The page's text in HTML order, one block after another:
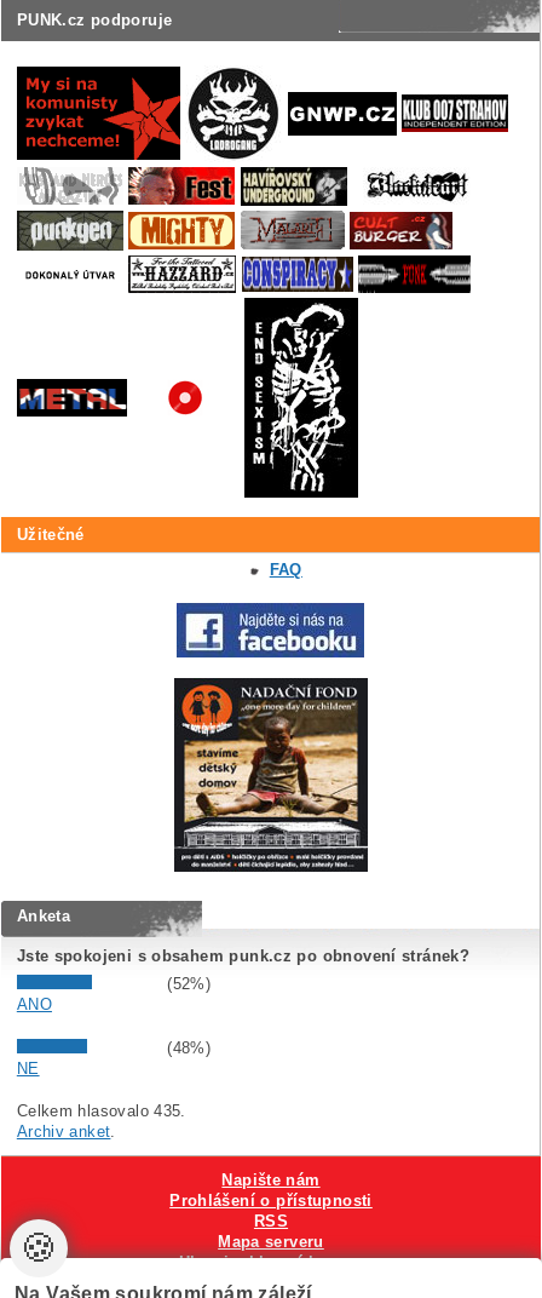
PUNK.cz podporuje
Užitečné
FAQ
Anketa
Jste spokojeni s obsahem punk.cz po obnovení stránek?
(52%)
ANO
(48%)
NE
Celkem hlasovalo 435.
Archiv anket.
Napište nám
Prohlášení o přístupnosti
RSS
Mapa serveru
Hlavni reklamní banner
Nastavení cookies
🍪